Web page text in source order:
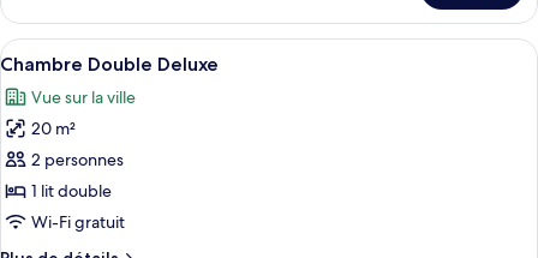
avec
lits
jumeaux
le
type
de
Chambre
Deluxe
avec
lits
jumeaux
Afficher
toutes
les
photos
pour
ce
type
Chambre Double Deluxe | Bureau,
12
Chambre Double Deluxe
Vue sur la ville
20 m²
2 personnes
1 lit double
Wi-Fi gratuit